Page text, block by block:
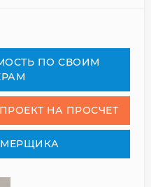
ПО СВОИМ
НА ПРОСЧЕТ